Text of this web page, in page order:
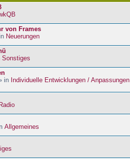
von Frames
Neuerungen
Sonstiges
in Individuelle Entwicklungen / Anpassungen
Radio
Allgemeines